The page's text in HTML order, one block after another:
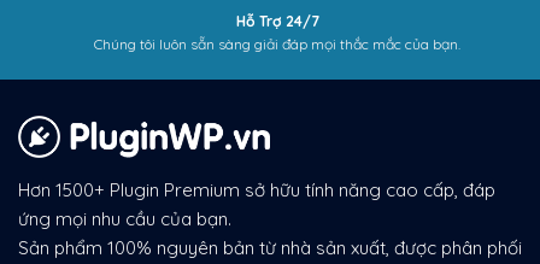
Hỗ Trợ 24/7
Chúng tôi luôn sẵn sàng giải đáp mọi thắc mắc của bạn.
Hơn 1500+ Plugin Premium sở hữu tính năng cao cấp, đáp
ứng mọi nhu cầu của bạn.
Sản phẩm 100% nguyên bản từ nhà sản xuất, được phân phối